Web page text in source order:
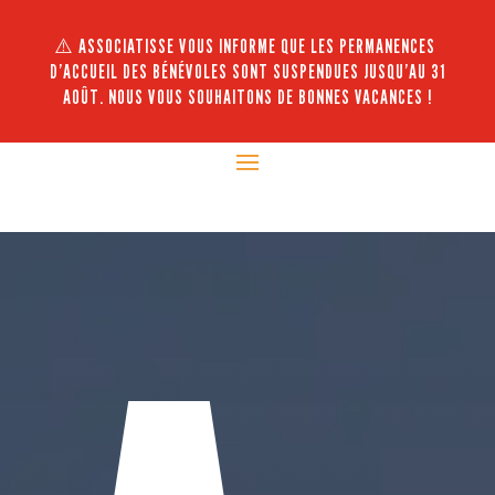
⚠️ ASSOCIATISSE VOUS INFORME QUE LES PERMANENCES
D’ACCUEIL DES BÉNÉVOLES SONT SUSPENDUES JUSQU’AU 31
AOÛT. NOUS VOUS SOUHAITONS DE BONNES VACANCES !